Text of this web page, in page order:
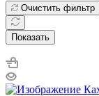
Очистить фильтр
Показать